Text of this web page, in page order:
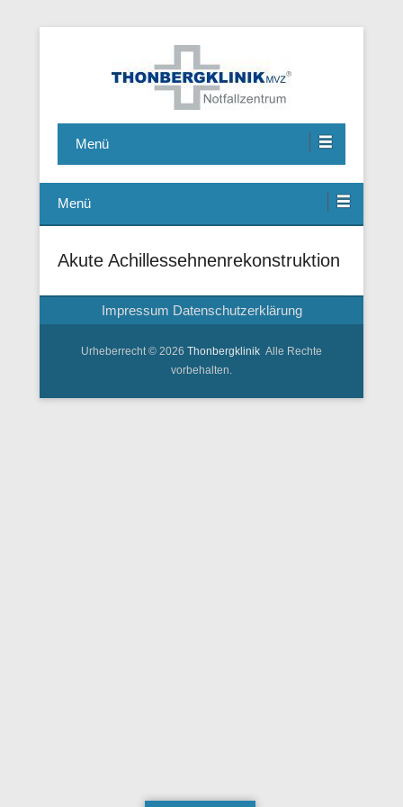
Thonbergklinik
Ambulante Operationen, Handchirurgie, Fusschirurgie
Menü
Menü
Akute Achillessehnenrekonstruktion
Impressum Datenschutzerklärung
Urheberrecht © 2026 Thonbergklinik Alle Rechte
vorbehalten.